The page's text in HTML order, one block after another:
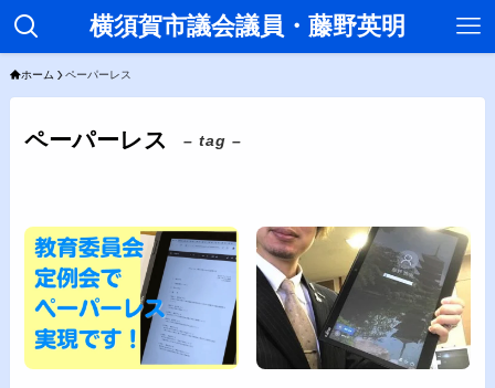
横須賀市議会議員・藤野英明
ホーム ペーパーレス
ペーパーレス – tag –